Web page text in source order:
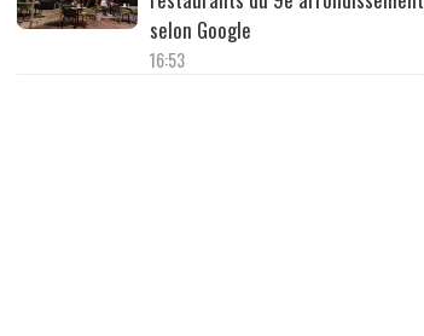
selon Google
16:53